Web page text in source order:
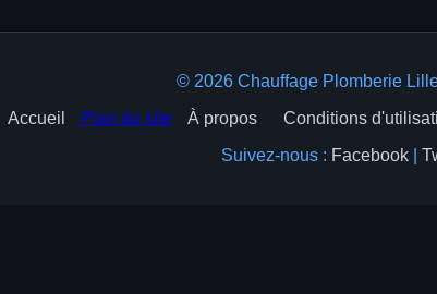
© 2026 Chauffage Plomberie
Accueil
Plan du site À propos Conditions
Suivez-nous : Facebook|